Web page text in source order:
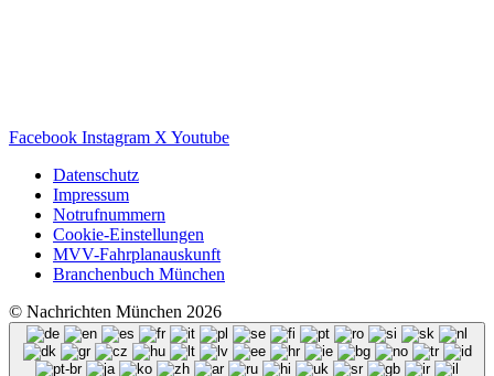
Facebook Instagram X Youtube
Datenschutz
Impressum
Notrufnummern
Cookie-Einstellungen
MVV-Fahrplanauskunft
Branchenbuch München
© Nachrichten München 2026